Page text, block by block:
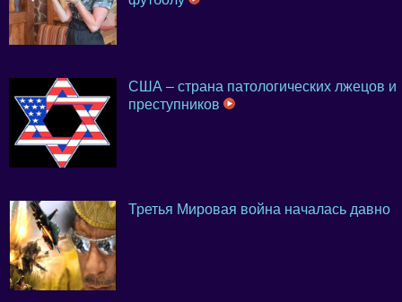
США – страна патологических лжецов и
преступников
Третья Мировая война началась давно